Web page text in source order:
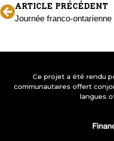
ARTICLE PRÉCÉDENT
Journée franco-ontarienne
Ce projet a été rendu
communautaires offert
langues